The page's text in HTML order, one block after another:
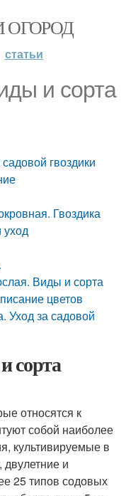
ОГОРОД
статьи
и сорта
гвоздики
Гвоздика
уход
Виды и сорта
цветов
Уход за садовой
сорта
относятся к
собой наиболее
культивируемые в
двулетние и
25 типов содовых